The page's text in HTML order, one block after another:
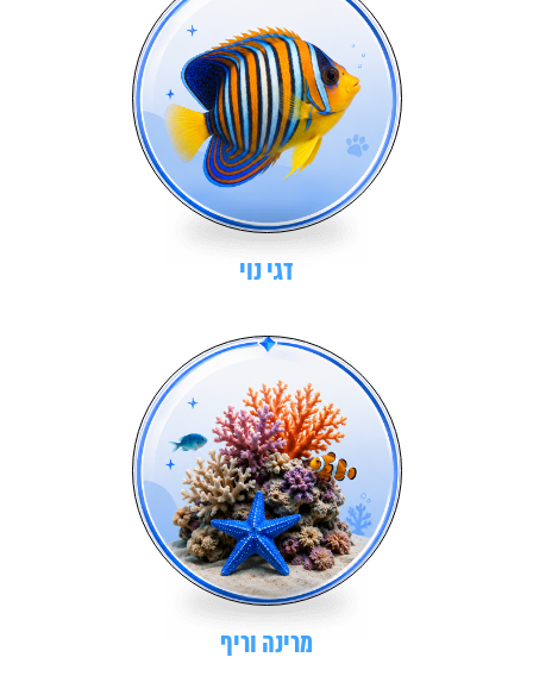
דגי נוי
מרינה וריף